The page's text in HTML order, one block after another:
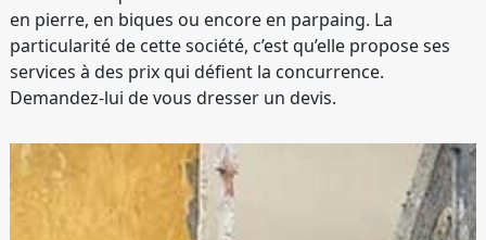
en pierre, en biques ou encore en parpaing. La
particularité de cette société, c’est qu’elle propose ses
services à des prix qui défient la concurrence.
Demandez-lui de vous dresser un devis.